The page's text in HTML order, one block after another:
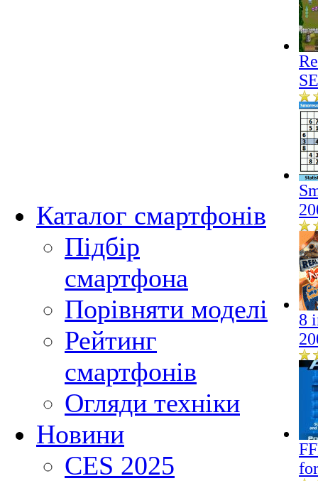
Каталог смартфонів
Підбір
смартфона
Порівняти моделі
Рейтинг
смартфонів
Огляди техніки
Новини
CES 2025
8